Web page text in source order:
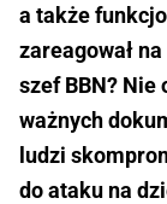
a także
zareagował
szef BBN? Nie
ważnych
ludzi
do ataku na